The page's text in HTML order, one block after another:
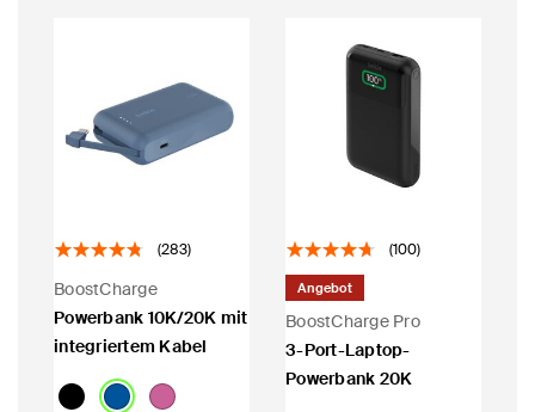
(283)
BoostCharge
Powerbank 10K/20K mit
integriertem Kabel
(100)
BoostCharge Pro
Angebot
3-Port-Laptop-
Powerbank 20K